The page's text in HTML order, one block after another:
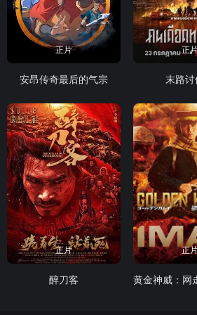
正片
安昂传奇最后的气宗
正
末路讨
正片
醉刀客
正